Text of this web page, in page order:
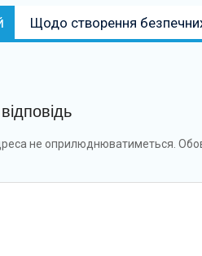
Наступний:
Щодо створення
не оприлюднюватиметься.